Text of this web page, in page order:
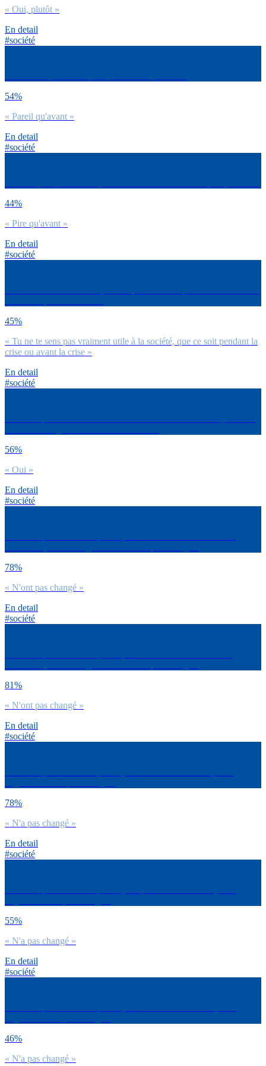
« Oui, plutôt »
En detail
#société
54%
« Pareil qu'avant »
En detail
#société
44%
« Pire qu'avant »
En detail
#société
45%
« Tu ne te sens pas vraiment utile à la société, que ce soit pendant la
crise ou avant la crise »
En detail
#société
56%
« Oui »
En detail
#société
78%
« N'ont pas changé »
En detail
#société
81%
« N'ont pas changé »
En detail
#société
78%
« N'a pas changé »
En detail
#société
55%
« N'a pas changé »
En detail
#société
46%
« N'a pas changé »